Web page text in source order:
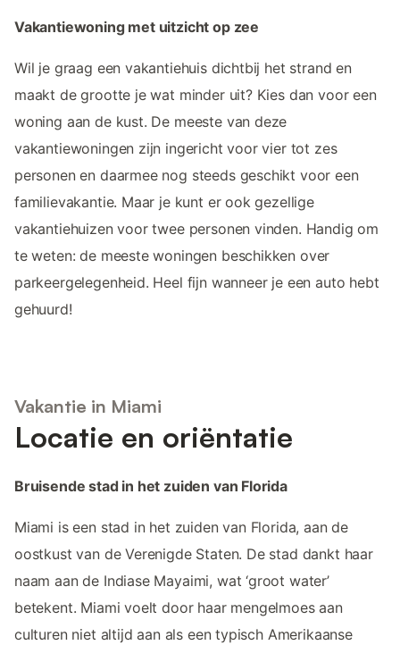
Vakantiewoning met uitzicht op zee
Wil je graag een vakantiehuis dichtbij het strand en
maakt de grootte je wat minder uit? Kies dan voor een
woning aan de kust. De meeste van deze
vakantiewoningen zijn ingericht voor vier tot zes
personen en daarmee nog steeds geschikt voor een
familievakantie. Maar je kunt er ook gezellige
vakantiehuizen voor twee personen vinden. Handig om
te weten: de meeste woningen beschikken over
parkeergelegenheid. Heel fijn wanneer je een auto hebt
gehuurd!
Vakantie in Miami
Locatie en oriëntatie
Bruisende stad in het zuiden van Florida
Miami is een stad in het zuiden van Florida, aan de
oostkust van de Verenigde Staten. De stad dankt haar
naam aan de Indiase Mayaimi, wat ‘groot water’
betekent. Miami voelt door haar mengelmoes aan
culturen niet altijd aan als een typisch Amerikaanse